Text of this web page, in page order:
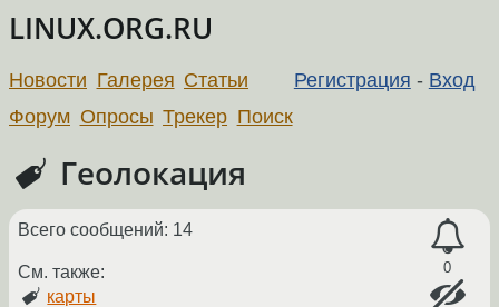
LINUX.ORG.RU
Регистрация - Вход
Новости Галерея Статьи
Форум Опросы Трекер Поиск
Геолокация
0
Всего сообщений: 14
См. также:
карты